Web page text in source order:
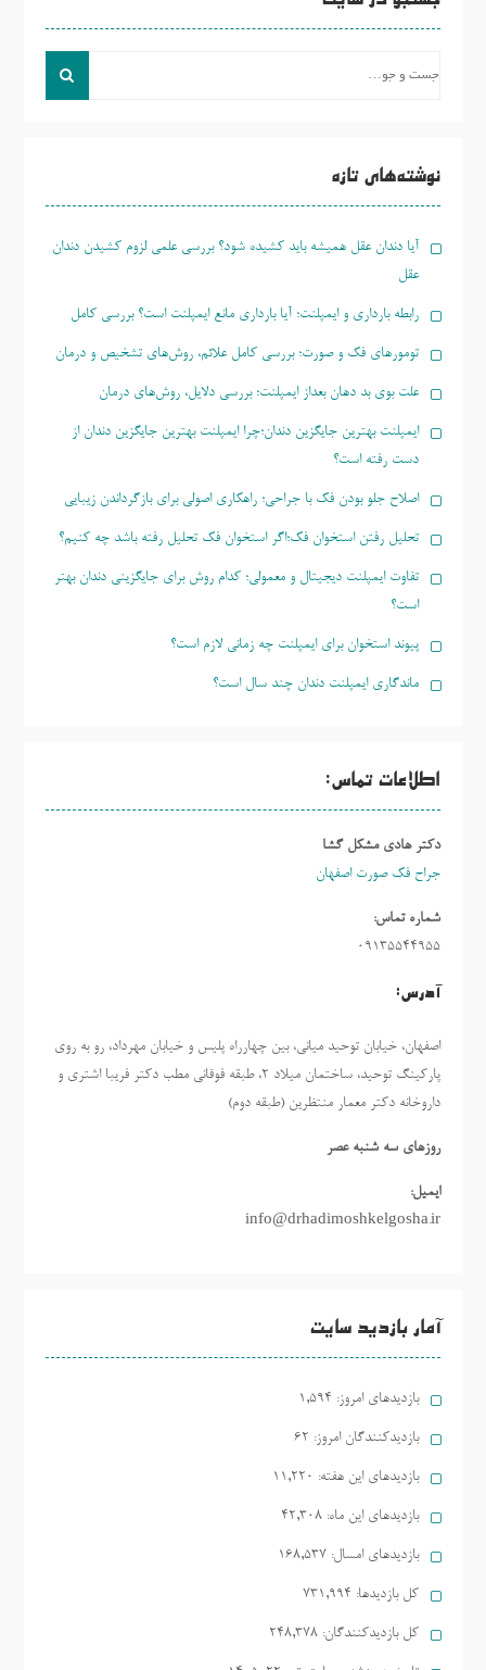
نوشته‌های تازه
آیا دندان عقل همیشه باید کشیده شود؟ بررسی علمی لزوم کشیدن دندان
عقل
رابطه بارداری و ایمپلنت؛ آیا بارداری مانع ایمپلنت است؟ بررسی کامل
تومورهای فک و صورت؛ بررسی کامل علائم، روش‌های تشخیص و درمان
علت بوی بد دهان بعداز ایمپلنت؛ بررسی دلایل، روش‌های درمان
ایمپلنت بهترین جایگزین دندان؛چرا ایمپلنت بهترین جایگزین دندان از
دست رفته است؟
اصلاح جلو بودن فک با جراحی؛ راهکاری اصولی برای بازگرداندن زیبایی
تحلیل رفتن استخوان فک؛اگر استخوان فک تحلیل رفته باشد چه کنیم؟
تفاوت ایمپلنت دیجیتال و معمولی؛ کدام روش برای جایگزینی دندان بهتر
است؟
پیوند استخوان برای ایمپلنت چه زمانی لازم است؟
ماندگاری ایمپلنت دندان چند سال است؟
اطلاعات تماس:
دکتر هادی مشکل گشا
جراح فک صورت اصفهان
شماره تماس:
09135544955
آدرس:
اصفهان، خیابان توحید میانی، بین چهارراه پلیس و خیابان مهرداد، رو به روی
پارکینگ توحید، ساختمان میلاد ٢، طبقه فوقانی مطب دکتر فریبا اشتری و
داروخانه دکتر معمار منتظرین (طبقه دوم)
روزهاي سه شنبه عصر
ایمیل:
info@drhadimoshkelgosha.ir
آمار بازدید سایت
بازدیدهای امروز: 1,594
بازدیدکنندگان امروز: 62
بازدیدهای این هفته: 11,220
بازدیدهای این ماه: 42,308
بازدیدهای امسال: 168,537
کل بازدیدها: 731,994
کل بازدیدکنند‌گان: 248,378